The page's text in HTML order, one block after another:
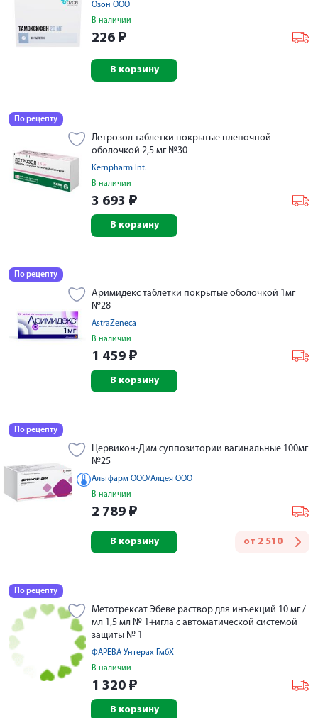
Озон ООО
В наличии
226 ₽
В корзину
По рецепту
Летрозол таблетки покрытые пленочной
оболочкой 2,5 мг №30
Kernpharm Int.
В наличии
3 693 ₽
В корзину
По рецепту
Аримидекс таблетки покрытые оболочкой 1мг
№28
AstraZeneca
В наличии
1 459 ₽
В корзину
По рецепту
Цервикон-Дим суппозитории вагинальные 100мг
№25
Альтфарм ООО/Алцея ООО
В наличии
2 789 ₽
от 2 510
В корзину
По рецепту
Метотрексат Эбеве раствор для инъекций 10 мг /
мл 1,5 мл № 1+игла с автоматической системой
защиты № 1
ФАРЕВА Унтерах ГмбХ
В наличии
1 320 ₽
В корзину